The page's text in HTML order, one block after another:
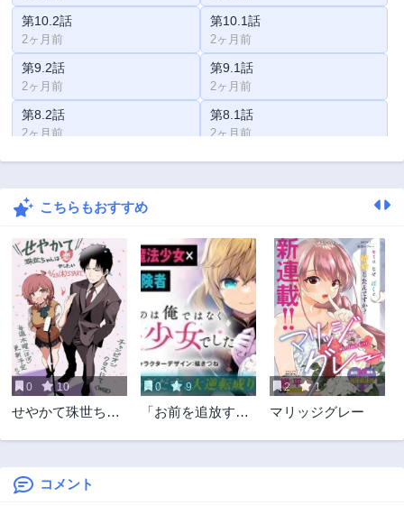
第10.2話
2ヶ月前
第10.1話
2ヶ月前
第9.2話
2ヶ月前
第9.1話
2ヶ月前
第8.2話
2ヶ月前
第8.1話
2ヶ月前
第7.2話 第7.1話
第6.2話
第5.2話
2ヶ月前
第5.1話
2ヶ月前
第4.2話
2ヶ月前
第4.1話
2ヶ月前
第3.2話
2ヶ月前
第3.1話
2ヶ月前
第2.2話
2ヶ月前
第2.1話
2ヶ月前
第1話
こちらもおすすめ
0 10
せやかて珠世ちゃ
0 9
「お前を追放す
な魔法少女でした
2 1
マリッジグレー
コメント